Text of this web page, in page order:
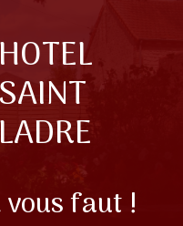
HOTEL
SAINT
LADRE
faut !